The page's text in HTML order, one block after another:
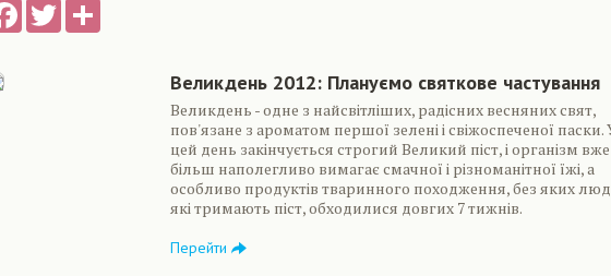
FacebookTwitter
Великдень 2012: Плануємо святкове частування
Великдень - одне з найсвітліших, радісних весняних свят,
пов'язане з ароматом першої зелені і свіжоспеченої паски.
цей день закінчується строгий Великий піст, і організм вже
більш наполегливо вимагає смачної і різноманітної їжі, а
особливо продуктів тваринного походження, без яких
які тримають піст, обходилися довгих 7 тижнів.
Перейти